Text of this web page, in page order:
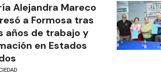
Alejandra Mareco
a Formosa tras
años de trabajo y
en Estados